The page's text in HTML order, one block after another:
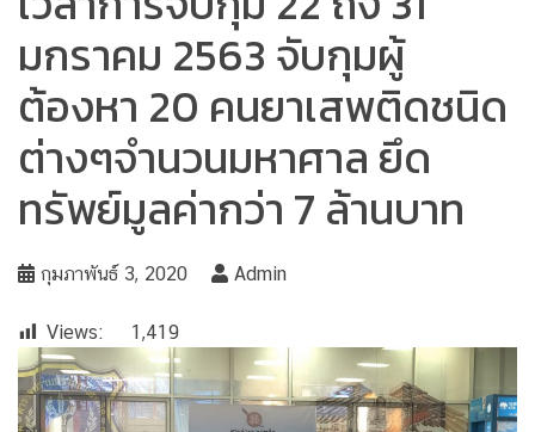
มกราคม 2563 จับกุมผู้
ต้องหา 20 คนยาเสพติดชนิด
ต่างๆจำนวนมหาศาล ยึด
ทรัพย์มูลค่ากว่า 7 ล้านบาท
กุมภาพันธ์ 3, 2020 Admin
Views: 1,419